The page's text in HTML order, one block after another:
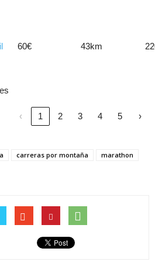
60€ 43km
‹ 1 2 3 4 5 ›
carreras por montaña
marathon